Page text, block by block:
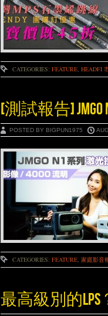
CATEGORIES: FEATURE, HEADFI
[測試報告]
POSTED BY BIGPUN1975
CATEGORIES: FEATURE, 家庭影音
最高級別的LPS？